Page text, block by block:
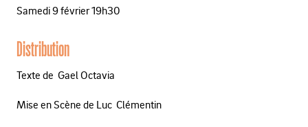
Samedi 9 février 19h30
Distribution
Texte de Gael Octavia
Mise en Scène de Luc Clémentin